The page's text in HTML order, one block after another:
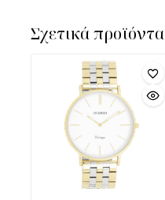
Σχετικά προϊόντα